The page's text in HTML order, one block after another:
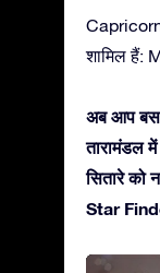
शामिल हैं:
अब आप
तारामंडल
सितारे को
Star